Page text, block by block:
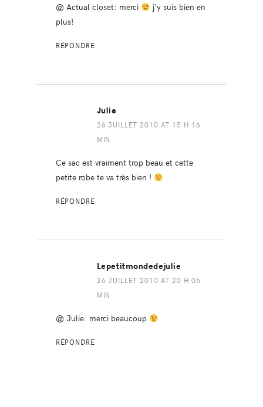
@ Actual closet: merci
j’y suis bien en
plus!
RÉPONDRE
Julie
26 JUILLET 2010 AT 15 H 16
MIN
Ce sac est vraiment trop beau et cette
petite robe te va très bien !
RÉPONDRE
Lepetitmondedejulie
26 JUILLET 2010 AT 20 H 06
MIN
@ Julie: merci beaucoup
RÉPONDRE